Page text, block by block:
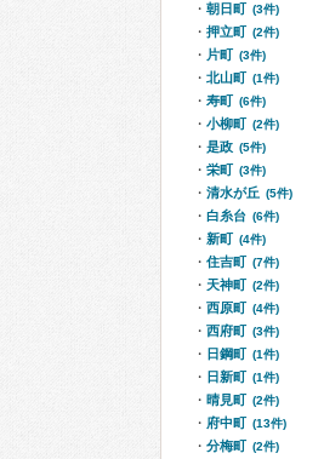
朝日町 (3件)
押立町 (2件)
片町 (3件)
北山町 (1件)
寿町 (6件)
小柳町 (2件)
是政 (5件)
栄町 (3件)
清水が丘 (5件)
白糸台 (6件)
新町 (4件)
住吉町 (7件)
天神町 (2件)
西原町 (4件)
西府町 (3件)
日鋼町 (1件)
日新町 (1件)
晴見町 (2件)
府中町 (13件)
分梅町 (2件)